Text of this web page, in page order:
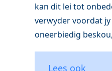
kan dit lei tot
verwyder voordat
oneerbiedig
Lees ook